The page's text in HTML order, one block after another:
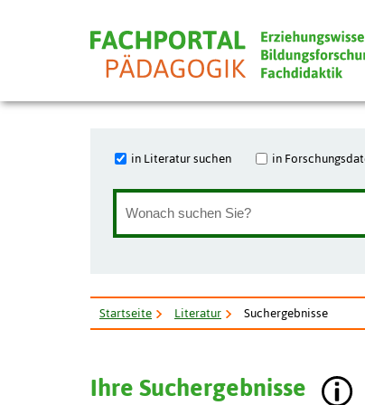
in Literatur suchen in
Startseite Literatur Suchergebnisse
Ihre Suchergebnisse